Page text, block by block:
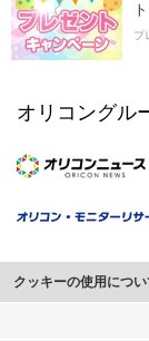
プ
オリコングル
クッキーの使用につい
このサイトでは